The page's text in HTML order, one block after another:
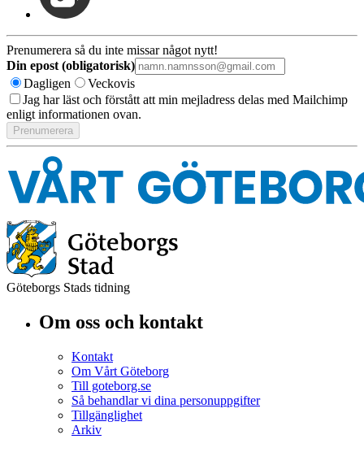
Prenumerera så du inte missar något nytt!
Din epost (obligatorisk)
Dagligen
Veckovis
Jag har läst och förstått att min mejladress delas med Mailchimp
enligt informationen ovan.
Göteborgs Stads tidning
Om oss och kontakt
Kontakt
Om Vårt Göteborg
Till goteborg.se
Så behandlar vi dina personuppgifter
Tillgänglighet
Arkiv